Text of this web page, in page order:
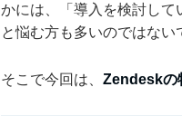
かには、「導入を検討して
と悩む方も多いのではない
そこで今回は、 Zendeskの